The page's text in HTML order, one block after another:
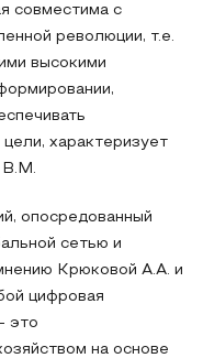
совместима с
революции, т.е.
высокими
характеризует
В.М.
опосредованный
сетью и
Крюковой А.А. и
цифровая
это
на основе